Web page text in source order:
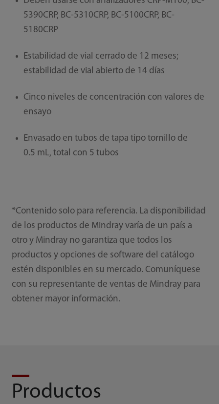
5390CRP, BC-5310CRP, BC-5100CRP, BC-
5180CRP
Estabilidad de vial cerrado de 12 meses;
estabilidad de vial abierto de 14 días
Cinco niveles de concentración con valores de
ensayo
Envasado en tubos de tapa tipo tornillo de
0.5 mL, total con 5 tubos
*Contenido solo para referencia. La disponibilidad
de los productos de Mindray varía de un país a
otro y Mindray no garantiza que todos los
productos y opciones de software del catálogo
estén disponibles en su mercado. Comuníquese
con su representante de ventas de Mindray para
obtener mayor información.
Productos